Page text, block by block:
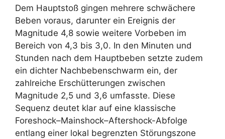
Dem Hauptstoß gingen mehrere schwächere
Beben voraus, darunter ein Ereignis der
Magnitude 4,8 sowie weitere Vorbeben im
Bereich von 4,3 bis 3,0. In den Minuten und
Stunden nach dem Hauptbeben setzte zudem
ein dichter Nachbebenschwarm ein, der
zahlreiche Erschütterungen zwischen
Magnitude 2,5 und 3,6 umfasste. Diese
Sequenz deutet klar auf eine klassische
Foreshock–Mainshock–Aftershock-Abfolge
entlang einer lokal begrenzten Störungszone